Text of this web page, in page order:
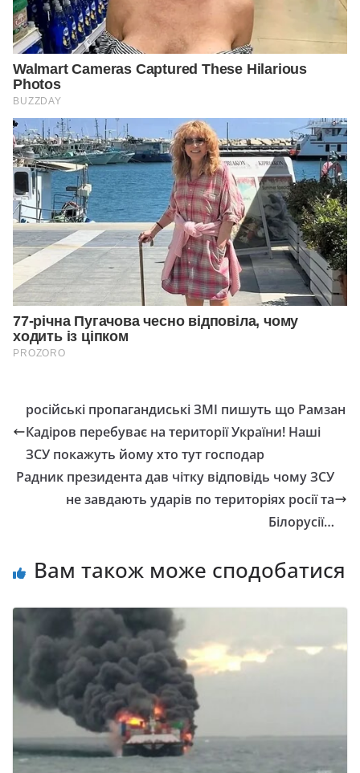
російські пропагандиські ЗМІ пишуть що Рамзан
Кадіров перебуває на території України! Наші
ЗСУ покажуть йому хто тут господар
Радник президента дав чітку відповідь чому ЗСУ
не завдають ударів по територіях росії та
Білорусії…
Вам також може сподобатися